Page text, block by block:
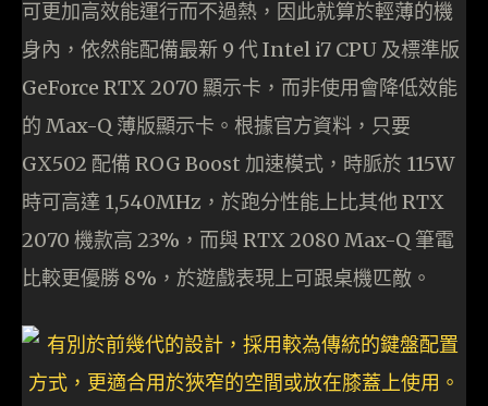
可更加高效能運行而不過熱，因此就算於輕薄的機
身內，依然能配備最新 9 代 Intel i7 CPU 及標準版
GeForce RTX 2070 顯示卡，而非使用會降低效能
的 Max-Q 薄版顯示卡。根據官方資料，只要
GX502 配備 ROG Boost 加速模式，時脈於 115W
時可高達 1,540MHz，於跑分性能上比其他 RTX
2070 機款高 23%，而與 RTX 2080 Max-Q 筆電
比較更優勝 8%，於遊戲表現上可跟桌機匹敵。